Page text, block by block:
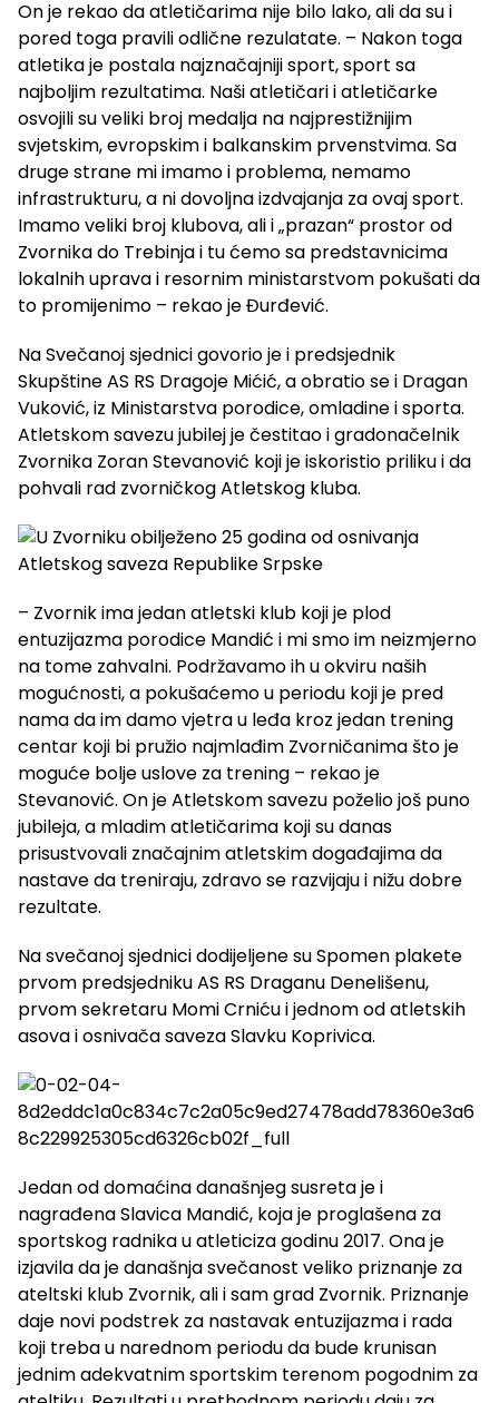
On je rekao da atletičarima nije bilo lako, ali da su i
pored toga pravili odlične rezulatate. – Nakon toga
atletika je postala najznačajniji sport, sport sa
najboljim rezultatima. Naši atletičari i atletičarke
osvojili su veliki broj medalja na najprestižnijim
svjetskim, evropskim i balkanskim prvenstvima. Sa
druge strane mi imamo i problema, nemamo
infrastrukturu, a ni dovoljna izdvajanja za ovaj sport.
Imamo veliki broj klubova, ali i „prazan“ prostor od
Zvornika do Trebinja i tu ćemo sa predstavnicima
lokalnih uprava i resornim ministarstvom pokušati da
to promijenimo – rekao je Đurđević.
Na Svečanoj sjednici govorio je i predsjednik
Skupštine AS RS Dragoje Mićić, a obratio se i Dragan
Vuković, iz Ministarstva porodice, omladine i sporta.
Atletskom savezu jubilej je čestitao i gradonačelnik
Zvornika Zoran Stevanović koji je iskoristio priliku i da
pohvali rad zvorničkog Atletskog kluba.
– Zvornik ima jedan atletski klub koji je plod
entuzijazma porodice Mandić i mi smo im neizmjerno
na tome zahvalni. Podržavamo ih u okviru naših
mogućnosti, a pokušaćemo u periodu koji je pred
nama da im damo vjetra u leđa kroz jedan trening
centar koji bi pružio najmlađim Zvorničanima što je
moguće bolje uslove za trening – rekao je
Stevanović. On je Atletskom savezu poželio još puno
jubileja, a mladim atletičarima koji su danas
prisustvovali značajnim atletskim događajima da
nastave da treniraju, zdravo se razvijaju i nižu dobre
rezultate.
Na svečanoj sjednici dodijeljene su Spomen plakete
prvom predsjedniku AS RS Draganu Denelišenu,
prvom sekretaru Momi Crniću i jednom od atletskih
asova i osnivača saveza Slavku Koprivica.
Jedan od domaćina današnjeg susreta je i
nagrađena Slavica Mandić, koja je proglašena za
sportskog radnika u atleticiza godinu 2017. Ona je
izjavila da je današnja svečanost veliko priznanje za
ateltski klub Zvornik, ali i sam grad Zvornik. Priznanje
daje novi podstrek za nastavak entuzijazma i rada
koji treba u narednom periodu da bude krunisan
jednim adekvatnim sportskim terenom pogodnim za